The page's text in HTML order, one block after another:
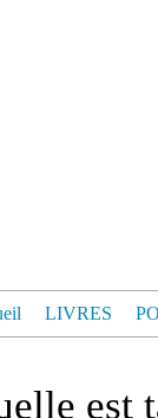
LIVRES
est